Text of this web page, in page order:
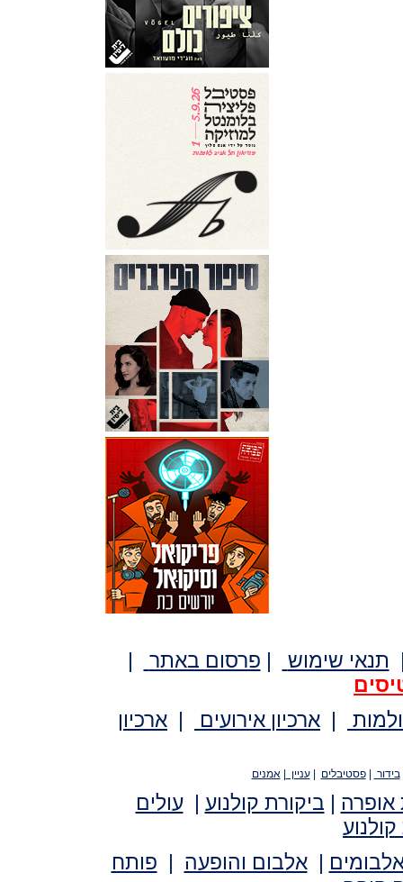
תנאי שימוש | פרסום באתר
|
| ארכיון אירועים | ארכיון
בידור |פסטיבלים |עניין |אמנים
אופרה | ביקורת קולנוע |עולים
קולנוע
|אלבום והופעה | פותח